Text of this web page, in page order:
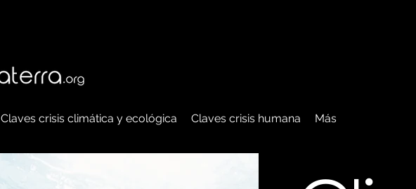
Claves crisis climática y ecológica Claves crisis humana Más